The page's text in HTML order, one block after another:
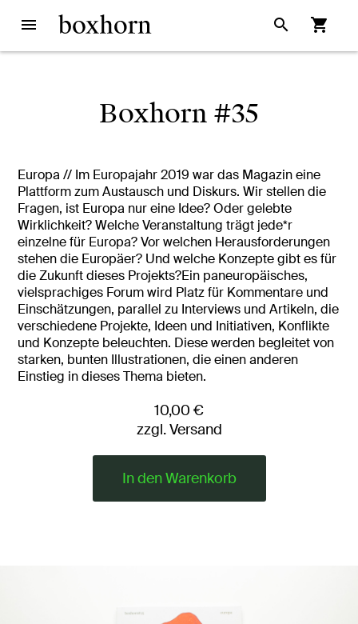
menu shopping_cart
search
Boxhorn #35
Europa // Im Europajahr 2019 war das Magazin eine
Plattform zum Austausch und Diskurs. Wir stellen die
Fragen, ist Europa nur eine Idee? Oder gelebte
Wirklichkeit? Welche Veranstaltung trägt jede*r
einzelne für Europa? Vor welchen Herausforderungen
stehen die Europäer? Und welche Konzepte gibt es für
die Zukunft dieses Projekts?Ein paneuropäisches,
vielsprachiges Forum wird Platz für Kommentare und
Einschätzungen, parallel zu Interviews und Artikeln, die
verschiedene Projekte, Ideen und Initiativen, Konflikte
und Konzepte beleuchten. Diese werden begleitet von
starken, bunten Illustrationen, die einen anderen
Einstieg in dieses Thema bieten.
10,00 €
zzgl. Versand
In den Warenkorb